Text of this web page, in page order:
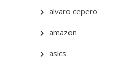
alvaro cepero
amazon
asics